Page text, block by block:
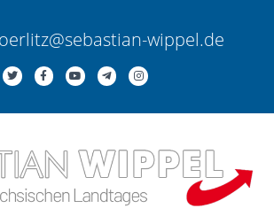
wippel.de